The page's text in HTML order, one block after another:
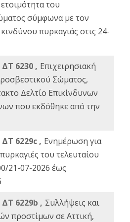
του
σύμφωνα με τον
πυρκαγιάς στις 24-
ΔΤ 6230 , Επιχειρησιακή
Σώματος,
Δελτίο Επικίνδυνων
που εκδόθηκε από την
6229c , Ενημέρωση για
του τελευταίου
21-07-2026 έως
ΔΤ 6229b , Σuλλήψεις και
προστίμων σε Αττική,